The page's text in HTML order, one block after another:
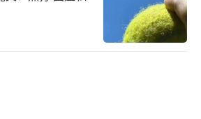
法院真实冻结其账户时，兰